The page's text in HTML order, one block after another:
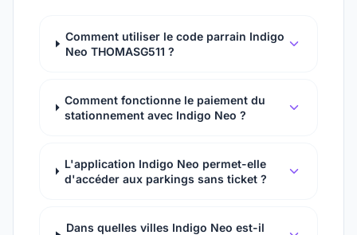
Comment utiliser le code parrain Indigo
Neo THOMASG511 ?
Comment fonctionne le paiement du
stationnement avec Indigo Neo ?
L'application Indigo Neo permet-elle
d'accéder aux parkings sans ticket ?
Dans quelles villes Indigo Neo est-il